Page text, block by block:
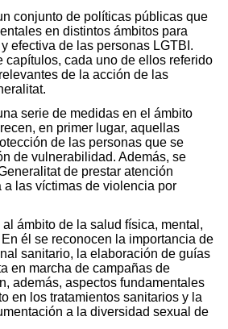
conjunto de políticas públicas que
en distintos ámbitos para
efectiva de las personas LGTBI.
capítulos, cada uno de ellos referido
de la acción de las
serie de medidas en el ámbito
en primer lugar, aquellas
de las personas que se
de vulnerabilidad. Además, se
de prestar atención
a las víctimas de violencia por
ámbito de la salud física, mental,
él se reconocen la importancia de
sanitario, la elaboración de guías
en marcha de campañas de
además, aspectos fundamentales
en los tratamientos sanitarios y la
a la diversidad sexual de